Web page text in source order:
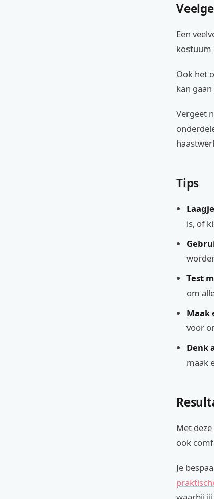
Een
kostuum
Ook het
kan
Vergeet
Tips
is, of
Test
om
Maak
voor
Denk
maak
Met
ook
Je